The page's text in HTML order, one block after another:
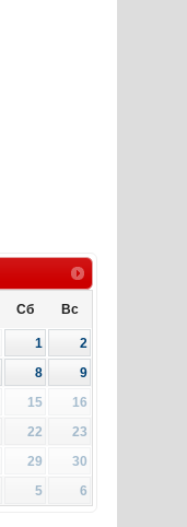
Сб Вс
1
2
8
9
15
16
22
23
29
30
5 6